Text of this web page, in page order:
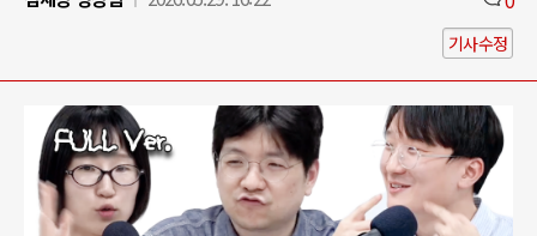
기사수정